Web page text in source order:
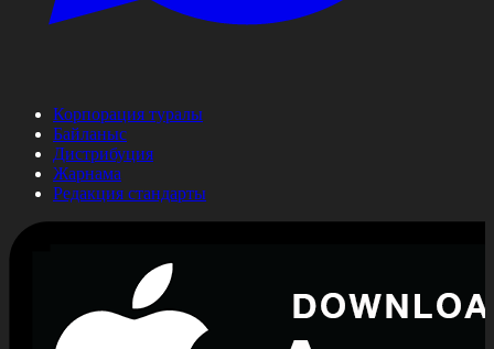
Корпорация туралы
Байланыс
Дистрибуция
Жарнама
Редакция стандарты